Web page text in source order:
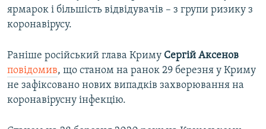
ярмарок і більшість відвідувачів – з групи ризику з
коронавірусу.
Раніше російський глава Криму Сергій Аксенов
повідомив, що станом на ранок 29 березня у Криму
не зафіксовано нових випадків захворювання на
коронавірусну інфекцію.